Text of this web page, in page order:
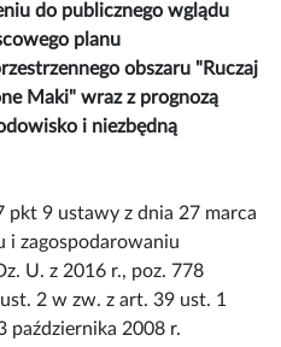
do publicznego wglądu
planu
obszaru "Ruczaj
Maki" wraz z prognozą
i niezbędną
pkt 9 ustawy z dnia 27 marca
i zagospodarowaniu
U. z 2016 r., poz. 778
2 w zw. z art. 39 ust. 1
października 2008 r.